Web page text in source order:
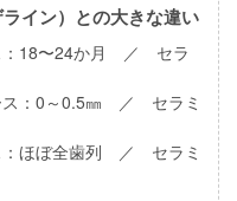
イン）との大きな違い
：18〜24か月 ／ セラ
ス：0～0.5㎜ ／ セラミ
：ほぼ全歯列 ／ セラミ